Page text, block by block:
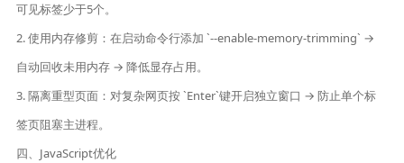
可见标签少于5个。
2. 使用内存修剪：在启动命令行添加 `--enable-memory-trimming` →
自动回收未用内存 → 降低显存占用。
3. 隔离重型页面：对复杂网页按 `Enter`键开启独立窗口 → 防止单个标
签页阻塞主进程。
四、JavaScript优化